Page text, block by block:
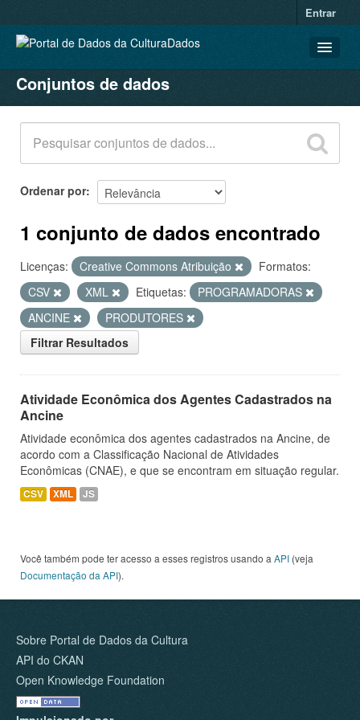
Entrar
CONJUNTOS DE DADOS
ORGANIZAÇÕES
GRUPOS
SOBRE
Conjuntos de dados
Ordenar por
1 conjunto de dados encontrado
Licenças: Creative Commons Atribuição
Formatos:
CSV
XML Etiquetas:
PROGRAMADORAS
ANCINE
PRODUTORES
Filtrar Resultados
Atividade Econômica dos Agentes Cadastrados na
Ancine
Atividade econômica dos agentes cadastrados na Ancine, de
acordo com a Classificação Nacional de Atividades
Econômicas (CNAE), e que se encontram em situação regular.
CSV XML JS
Você também pode ter acesso a esses registros usando a API (veja
Documentação da API).
Sobre Portal de Dados da Cultura
API do CKAN
Open Knowledge Foundation